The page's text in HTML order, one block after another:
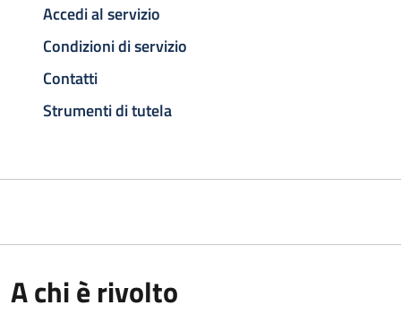
Accedi al servizio
Condizioni di servizio
Contatti
Strumenti di tutela
A chi è rivolto